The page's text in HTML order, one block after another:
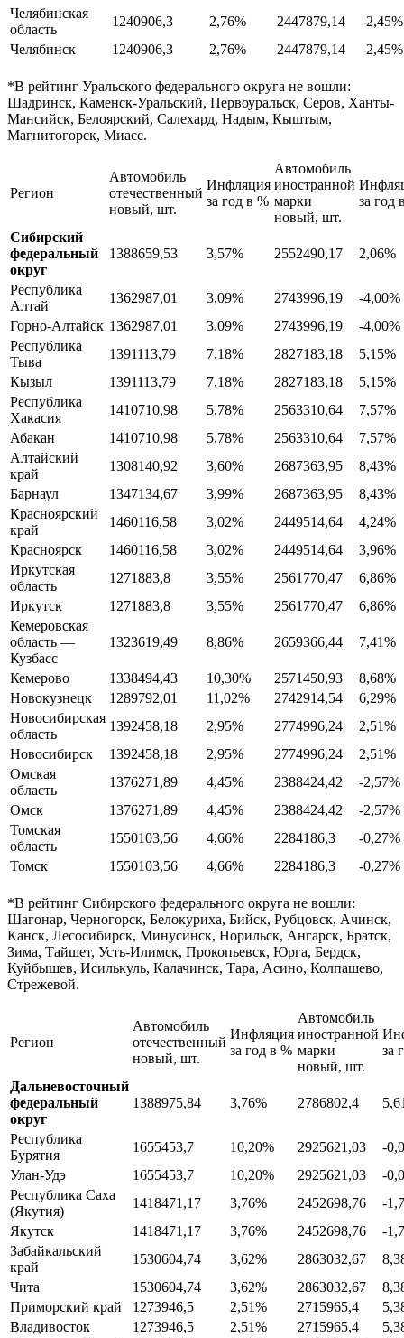
Челябинская
область
1240906,3 2,76% 2447879,14
-2,45%
Челябинск
1240906,3 2,76% 2447879,14 -2,45%
*В рейтинг Уральского федерального округа не вошли:
Шадринск, Каменск-Уральский, Первоуральск, Серов, Ханты-
Мансийск, Белоярский, Салехард, Надым, Кыштым,
Магнитогорск, Миасс.
Регион
Автомобиль
отечественный
новый, шт.
Инфляция
за год в %
Автомобиль
иностранной
марки
новый, шт.
за год
Сибирский
федеральный
округ
1388659,53 3,57% 2552490,17 2,06%
Республика
Алтай
1362987,01 3,09% 2743996,19
-4,00%
Горно-Алтайск 1362987,01 3,09% 2743996,19
-4,00%
Республика
Тыва
1391113,79 7,18% 2827183,18
5,15%
Кызыл
1391113,79 7,18% 2827183,18
5,15%
Республика
Хакасия
1410710,98 5,78% 2563310,64
7,57%
Абакан
1410710,98 5,78% 2563310,64
7,57%
Алтайский
край
1308140,92 3,60% 2687363,95
8,43%
Барнаул
1347134,67 3,99% 2687363,95
8,43%
Красноярский
край
1460116,58 3,02% 2449514,64
4,24%
Красноярск
1460116,58 3,02% 2449514,64
3,96%
Иркутская
область
1271883,8 3,55% 2561770,47
6,86%
Иркутск
1271883,8 3,55% 2561770,47
6,86%
Кемеровская
область —
Кузбасс
1323619,49 8,86% 2659366,44 7,41%
Кемерово 1338494,43 10,30% 2571450,93
8,68%
Новокузнецк
1289792,01 11,02% 2742914,54
6,29%
Новосибирская
область
1392458,18 2,95% 2774996,24
2,51%
Новосибирск
1392458,18 2,95% 2774996,24
2,51%
Омская
область
1376271,89 4,45% 2388424,42
-2,57%
Омск
1376271,89 4,45% 2388424,42
-2,57%
Томская
область
1550103,56 4,66% 2284186,3
-0,27%
Томск
1550103,56 4,66% 2284186,3 -0,27%
*В рейтинг Сибирского федерального округа не вошли:
Шагонар, Черногорск, Белокуриха, Бийск, Рубцовск, Ачинск,
Канск, Лесосибирск, Минусинск, Норильск, Ангарск, Братск,
Зима, Тайшет, Усть-Илимск, Прокопьевск, Юрга, Бердск,
Куйбышев, Исилькуль, Калачинск, Тара, Асино, Колпашево,
Стрежевой.
Регион
Автомобиль
отечественный
новый, шт.
Инфляция
за год в %
Автомобиль
иностранной
марки
новый, шт.
за
Дальневосточный
федеральный
округ
1388975,84 3,76% 2786802,4
Республика
Бурятия
1655453,7 10,20% 2925621,03
-
Улан-Удэ
1655453,7 10,20% 2925621,03
-
Республика Саха
(Якутия)
1418471,17 3,76% 2452698,76
-
Якутск
1418471,17 3,76% 2452698,76
-
Забайкальский
край
1530604,74 3,62% 2863032,67
Чита
1530604,74 3,62% 2863032,67
Приморский край
1273946,5 2,51% 2715965,4
Владивосток
1273946,5 2,51% 2715965,4